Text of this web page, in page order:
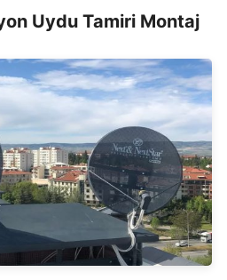
Uydu Tamiri Montaj